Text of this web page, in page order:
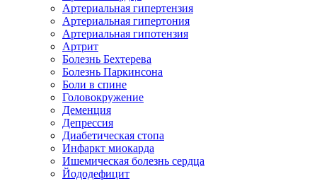
Артериальная гипертензия
Артериальная гипертония
Артериальная гипотензия
Артрит
Болезнь Бехтерева
Болезнь Паркинсона
Боли в спине
Головокружение
Деменция
Депрессия
Диабетическая стопа
Инфаркт миокарда
Ишемическая болезнь сердца
Йододефицит